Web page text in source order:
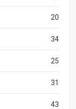
20
34
25
31
43